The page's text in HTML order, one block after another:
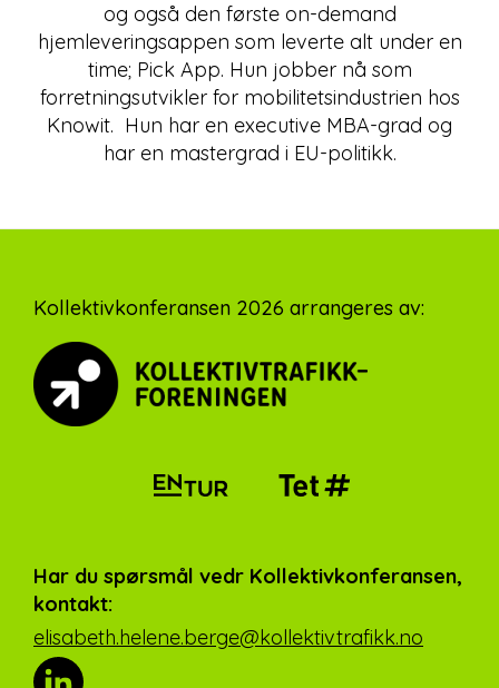
og også den første on-demand
hjemleveringsappen som leverte alt under en
time; Pick App. Hun jobber nå som
forretningsutvikler for mobilitetsindustrien hos
Knowit. Hun har en executive MBA-grad og
har en mastergrad i EU-politikk.
Footer
Kollektivkonferansen 2026 arrangeres av:
Har du spørsmål vedr Kollektivkonferansen,
kontakt:
elisabeth.helene.berge@kollektivtrafikk.no